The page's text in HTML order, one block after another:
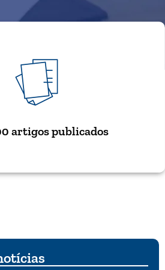
artigos publicados